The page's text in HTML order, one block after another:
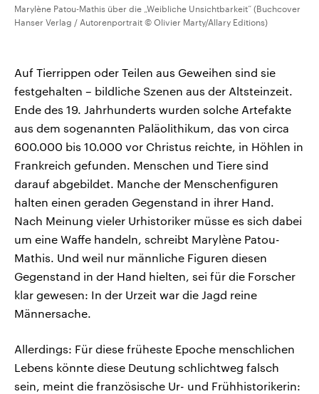
Marylène Patou-Mathis über die „Weibliche Unsichtbarkeit“ (Buchcover
Hanser Verlag / Autorenportrait © Olivier Marty/Allary Editions)
Auf Tierrippen oder Teilen aus Geweihen sind sie
festgehalten – bildliche Szenen aus der Altsteinzeit.
Ende des 19. Jahrhunderts wurden solche Artefakte
aus dem sogenannten Paläolithikum, das von circa
600.000 bis 10.000 vor Christus reichte, in Höhlen in
Frankreich gefunden. Menschen und Tiere sind
darauf abgebildet. Manche der Menschenfiguren
halten einen geraden Gegenstand in ihrer Hand.
Nach Meinung vieler Urhistoriker müsse es sich dabei
um eine Waffe handeln, schreibt Marylène Patou-
Mathis. Und weil nur männliche Figuren diesen
Gegenstand in der Hand hielten, sei für die Forscher
klar gewesen: In der Urzeit war die Jagd reine
Männersache.
Allerdings: Für diese früheste Epoche menschlichen
Lebens könnte diese Deutung schlichtweg falsch
sein, meint die französische Ur- und Frühhistorikerin: